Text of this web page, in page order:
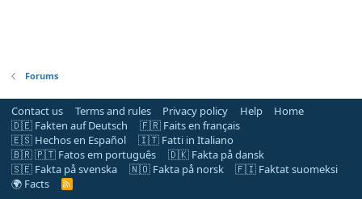
Forums
Contact us Terms and rules Privacy policy Help
Home
🇩🇪 Fakten auf Deutsch
🇫🇷 Faits en français
🇪🇸 Hechos en Español
🇮🇹 Fatti in Italiano
🇧🇷 🇵🇹 Fatos em português
🇩🇰 Fakta på dansk
🇸🇪 Fakta på svenska
🇳🇴 Fakta på norsk
🇫🇮 Faktat suomeksi
🌍 Facts
R